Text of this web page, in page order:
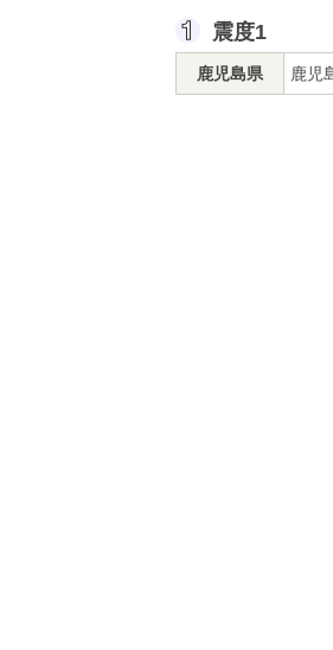
震度1
鹿児島県 鹿児